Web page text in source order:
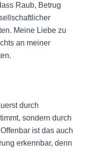
Raub, Betrug
Meine Liebe zu
an meiner
durch
sondern durch
ist das auch
erkennbar, denn